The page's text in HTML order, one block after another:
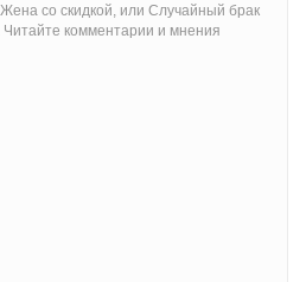
со скидкой, или Случайный брак
комментарии и мнения